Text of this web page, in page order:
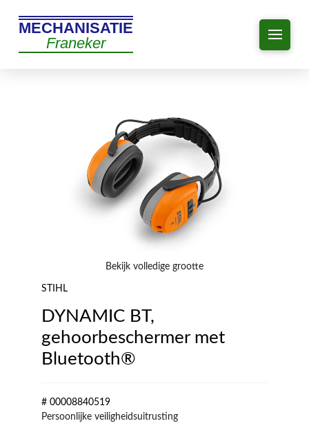
MECHANISATIE
Franeker
Bekijk volledige grootte
STIHL
DYNAMIC BT,
gehoorbeschermer met
Bluetooth®
# 00008840519
Persoonlijke veiligheidsuitrusting